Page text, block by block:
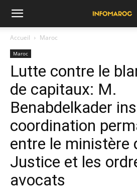
Accueil Maroc
Maroc
Lutte contre le
de capitaux: M.
Benabdelkader
coordination
entre le ministère
Justice et les
avocats